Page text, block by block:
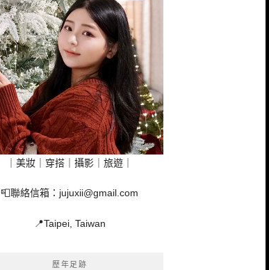
｜美妝｜穿搭｜攝影｜旅遊｜
📮聯絡信箱： jujuxii@gmail.com
📍Taipei, Taiwan
歷年足跡